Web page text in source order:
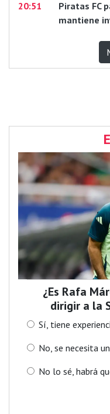
20:51
Piratas FC
mantiene
¿Es Rafa
dirigir a la
Sí, tiene
No, se necesita
No lo sé, habrá